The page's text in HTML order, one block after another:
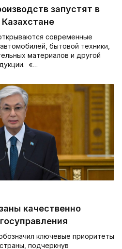
запустят в
современные
бытовой техники,
материалов и другой
«…
качественно
ключевые приоритеты
подчеркнув